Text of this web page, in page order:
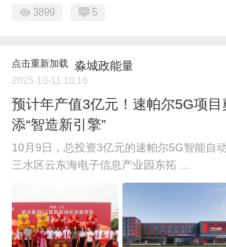
3899 5
点击重新加载 淼城政能量
2025-10-11 10:16
预计年产值3亿元！速帕尔5G项
添“智造新引擎”
10月9日，总投资3亿元的速帕尔5G智能自
三水区云东海电子信息产业园东拓 ...